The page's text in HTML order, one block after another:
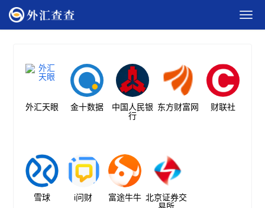
外汇天眼 金十数据
中国人民银
行
东方财富网 财联社
雪球 i问财 富途牛牛 北京证券交